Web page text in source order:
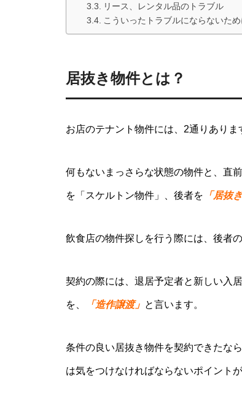
リース、レンタル品のトラブル
こういったトラブルにならないため
居抜き物件とは？
お店のテナント物件には、2通りありま
何もないまっさらな状態の物件と、直
を「スケルトン物件」、後者を 「居抜
飲食店の物件探しを行う際には、後者
契約の際には、退居予定者と新しい入
を、 「造作譲渡」 と言います。
条件の良い居抜き物件を契約できたな
は気をつけなければならないポイント